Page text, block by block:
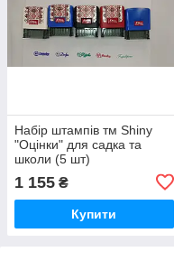
Набір штампів тм Shiny
"Оцінки" для садка та
школи (5 шт)
1 155 ₴
Купити